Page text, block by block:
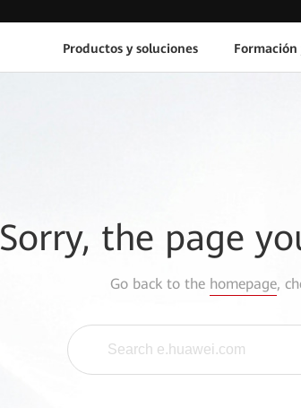
Productos y soluciones
Sorry, the page
Go back to the homepage,